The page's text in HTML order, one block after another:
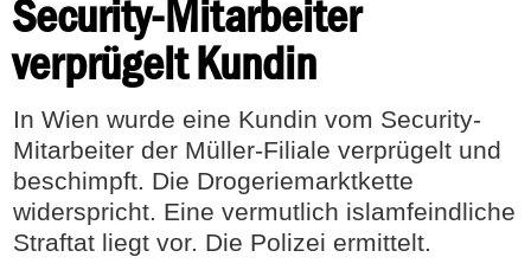
FEUILLETON
DEBATTE
Security-Mitarbeiter
verprügelt Kundin
In Wien wurde eine Kundin vom Security-
Mitarbeiter der Müller-Filiale verprügelt und
beschimpft. Die Drogeriemarktkette
widerspricht. Eine vermutlich islamfeindliche
Straftat liegt vor. Die Polizei ermittelt.